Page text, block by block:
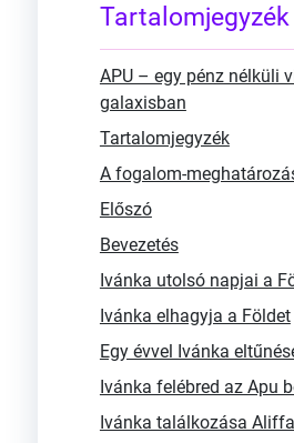
Tartalomjegyzék
APU – egy pénz nélküli
galaxisban
Tartalomjegyzék
A fogalom-
Előszó
Bevezetés
Ivánka utolsó napjai a
Ivánka elhagyja a Földet
Egy évvel Ivánka
Ivánka felébred az Apu
Ivánka találkozása Aliffal